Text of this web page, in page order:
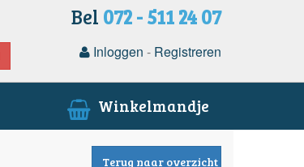
Bel 072 - 511 24 07
Inloggen - Registreren
Winkelmandje
Terug naar overzicht